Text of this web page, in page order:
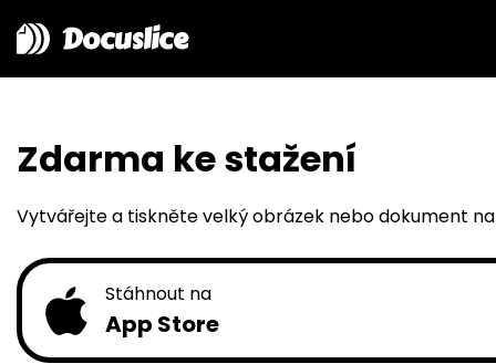
Docuslice
Zdarma ke stažení
Vytvářejte a tiskněte velký obrázek nebo dokument
Stáhnout na
App Store